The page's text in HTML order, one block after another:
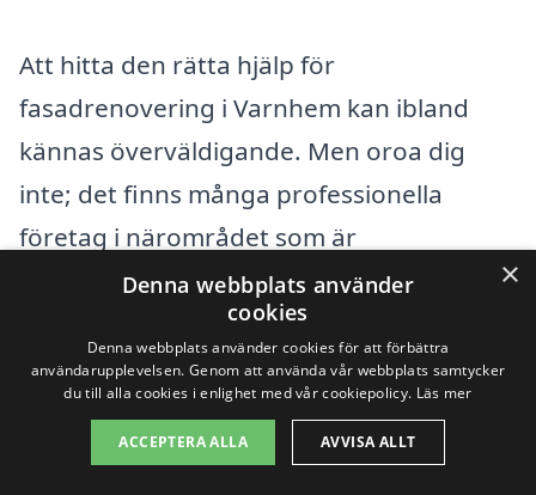
Att hitta den rätta hjälp för
fasadrenovering i Varnhem kan ibland
kännas överväldigande. Men oroa dig
inte; det finns många professionella
företag i närområdet som är
specialiserade på fasadrenovering.
Genom vår plattform, fasadrenovering-
pris.se, kan du enkelt få kontakt med
kvalificerade hantverkare som kan ge dig
de bästa erbjudandena för ditt
×
Denna webbplats använder
cookies
Denna webbplats använder cookies för att förbättra
användarupplevelsen. Genom att använda vår webbplats samtycker
du till alla cookies i enlighet med vår cookiepolicy. Läs mer
ACCEPTERA ALLA AVVISA ALLT